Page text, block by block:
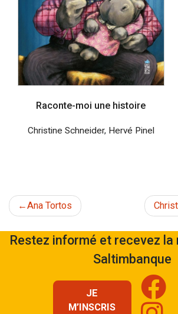
Raconte-moi une histoire
Christine Schneider, Hervé Pinel
Navigation
de
l’article
Ana Tortos
Restez informé et recevez
Saltimbanque
JE
M’INSCRIS